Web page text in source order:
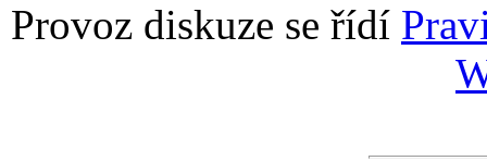
Provoz diskuze se řídí